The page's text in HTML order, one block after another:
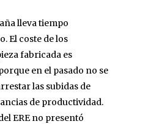
lleva tiempo
El coste de los
fabricada es
en el pasado no se
las subidas de
de productividad.
ERE no presentó